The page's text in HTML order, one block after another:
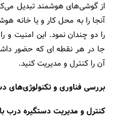
از گوشی‌های هوشمند تبدیل
آنجا را به محل کار و یا خانه
را دو چندان نمود. این امنیت
جا در هر نقطه ای که حضور
آن را کنترل و مدیریت کنید.
بررسی فناوری و تکنولوژی‌های
کنترل و مدیریت دستگیره درب